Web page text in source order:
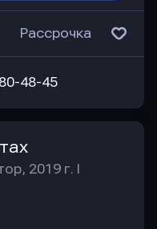
Рассрочка
48-45
2019 г. I